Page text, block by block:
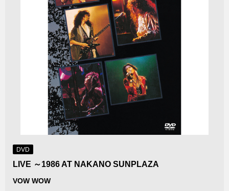
DVD
LIVE ～1986 AT NAKANO SUNPLAZA
VOW WOW